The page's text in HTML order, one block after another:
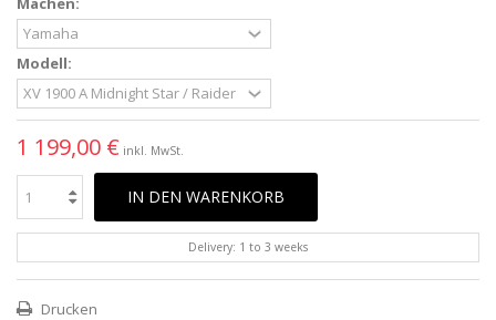
Modell:
1 199,00 € inkl. MwSt.
IN DEN WARENKORB
Delivery: 1 to 3 weeks
Drucken